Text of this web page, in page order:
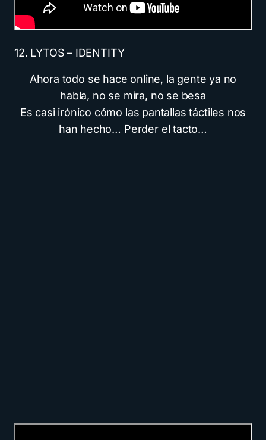
12. LYTOS – IDENTITY
Ahora todo se hace online, la gente ya no
habla, no se mira, no se besa
Es casi irónico cómo las pantallas táctiles nos
han hecho… Perder el tacto…